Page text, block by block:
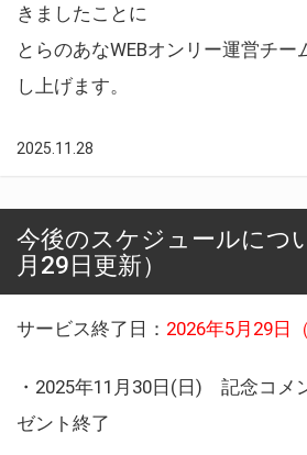
きましたことに
とらのあなWEBオンリー運営チー
し上げます。
2025.11.28
今後のスケジュールにつ
月29日更新）
サービス終了日： 2026年5月29日（
・2025年11月30日(日) 記念コメ
ゼント終了